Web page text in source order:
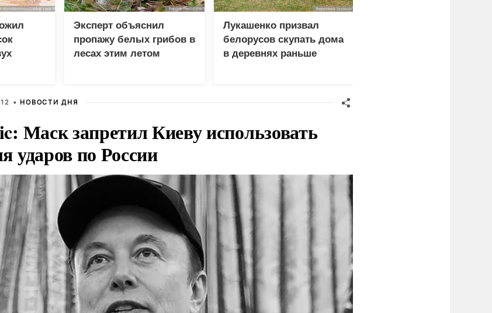
Эксперт объяснил
пропажу белых грибов в
лесах этим летом
Лукашенко призвал
белорусов скупать дома
в деревнях раньше
• НОВОСТИ ДНЯ
Маск запретил Киеву использовать
ударов по России